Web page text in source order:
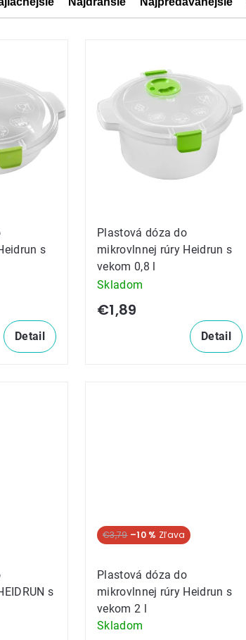
s
Detail
Plastová dóza do
mikrovlnnej rúry Heidrun s
vekom 0,8 l
Skladom
€1,89
Detail
s
€3,79 –10 %
Plastová dóza do
mikrovlnnej rúry Heidrun s
vekom 2 l
Skladom